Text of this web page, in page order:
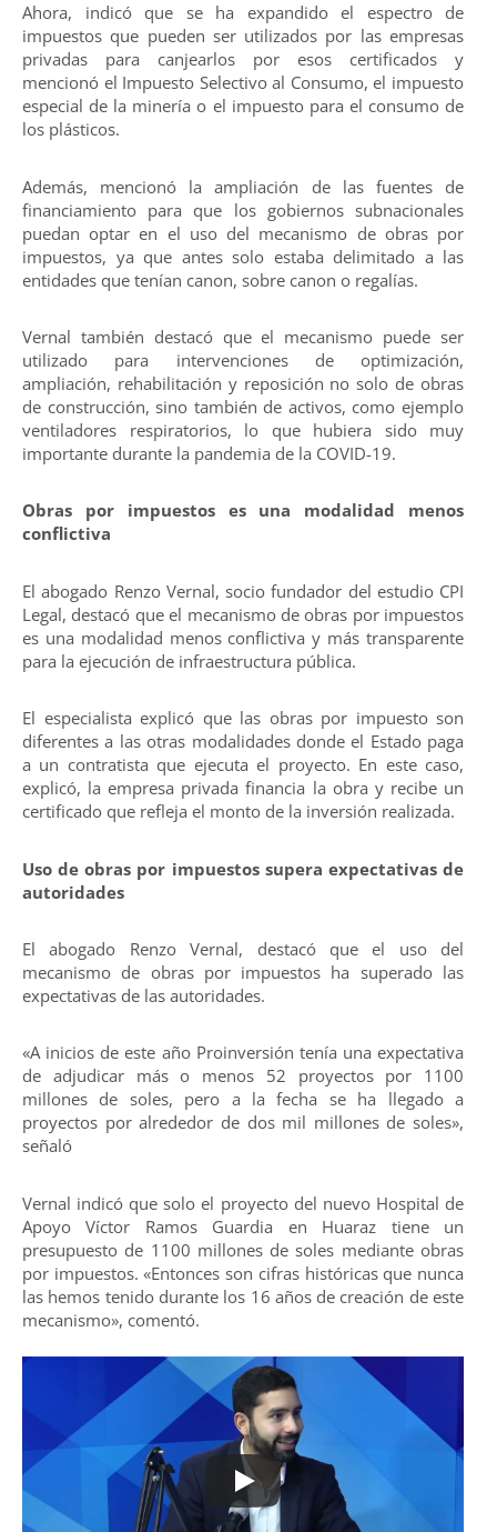
Ahora, indicó que se ha expandido el espectro de
impuestos que pueden ser utilizados por las empresas
privadas para canjearlos por esos certificados y
mencionó el Impuesto Selectivo al Consumo, el impuesto
especial de la minería o el impuesto para el consumo de
los plásticos.
Además, mencionó la ampliación de las fuentes de
financiamiento para que los gobiernos subnacionales
puedan optar en el uso del mecanismo de obras por
impuestos, ya que antes solo estaba delimitado a las
entidades que tenían canon, sobre canon o regalías.
Vernal también destacó que el mecanismo puede ser
utilizado para intervenciones de optimización,
ampliación, rehabilitación y reposición no solo de obras
de construcción, sino también de activos, como ejemplo
ventiladores respiratorios, lo que hubiera sido muy
importante durante la pandemia de la COVID-19.
Obras por impuestos es una modalidad menos
conflictiva
El abogado Renzo Vernal, socio fundador del estudio CPI
Legal, destacó que el mecanismo de obras por impuestos
es una modalidad menos conflictiva y más transparente
para la ejecución de infraestructura pública.
El especialista explicó que las obras por impuesto son
diferentes a las otras modalidades donde el Estado paga
a un contratista que ejecuta el proyecto. En este caso,
explicó, la empresa privada financia la obra y recibe un
certificado que refleja el monto de la inversión realizada.
Uso de obras por impuestos supera expectativas de
autoridades
El abogado Renzo Vernal, destacó que el uso del
mecanismo de obras por impuestos ha superado las
expectativas de las autoridades.
«A inicios de este año Proinversión tenía una expectativa
de adjudicar más o menos 52 proyectos por 1100
millones de soles, pero a la fecha se ha llegado a
proyectos por alrededor de dos mil millones de soles»,
señaló
Vernal indicó que solo el proyecto del nuevo Hospital de
Apoyo Víctor Ramos Guardia en Huaraz tiene un
presupuesto de 1100 millones de soles mediante obras
por impuestos. «Entonces son cifras históricas que nunca
las hemos tenido durante los 16 años de creación de este
mecanismo», comentó.